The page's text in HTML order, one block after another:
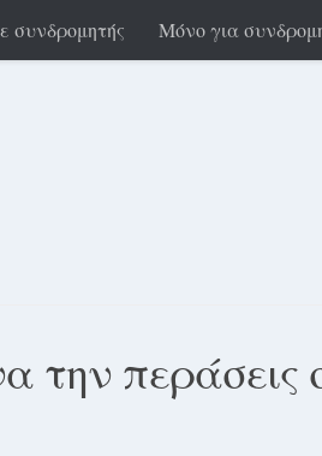
συνδρομητής Μόνο για
την περάσεις